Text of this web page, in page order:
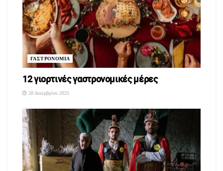
ΓΑΣΤΡΟΝΟΜΙΑ
12 γιορτινές γαστρονομικές μέρες
28 Δεκεμβρίου 2025